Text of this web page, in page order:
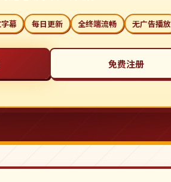
幕 每日更新 全终端流畅 无广告播放
免费注册